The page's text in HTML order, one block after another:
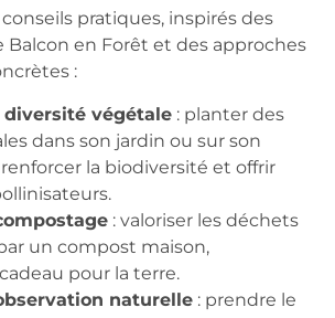
pratiques, inspirés des
Balcon en Forêt et des approches
:
diversité végétale : planter des
dans son jardin ou sur son
la biodiversité et offrir
: valoriser les déchets
un compost maison,
pour la terre.
naturelle : prendre le